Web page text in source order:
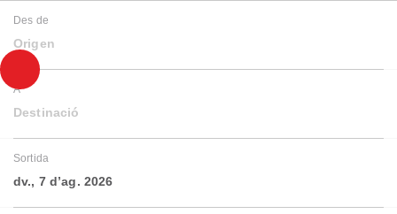
Des de
Origen
A
Destinació
Sortida
dv., 7 d’ag. 2026